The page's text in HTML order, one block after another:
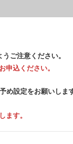
ご注意ください。
申込ください。
め設定をお願いしま
ます。